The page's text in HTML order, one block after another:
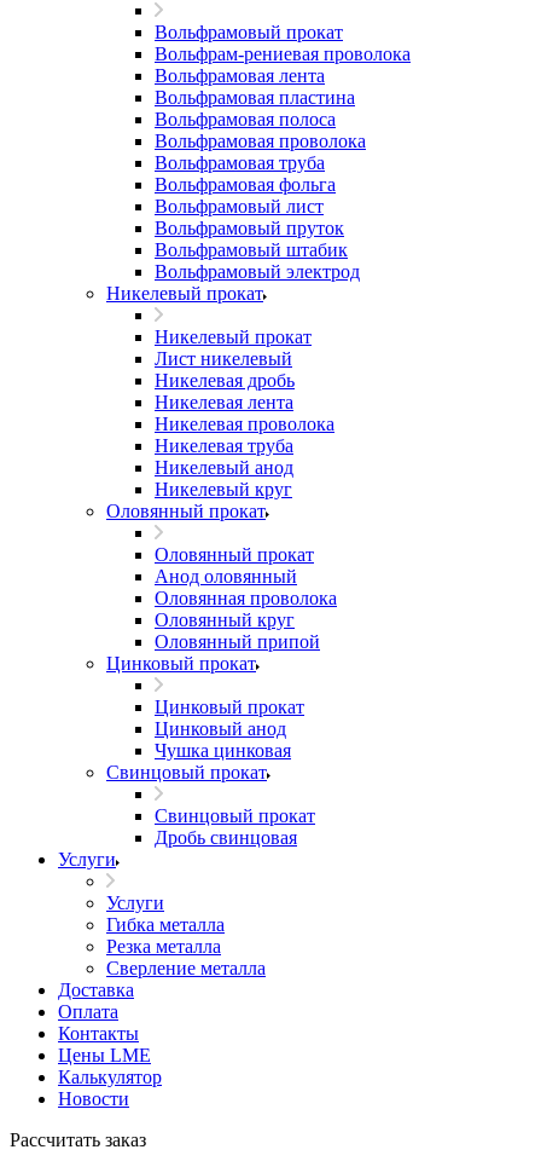
Вольфрамовый прокат
Вольфрам-рениевая проволока
Вольфрамовая лента
Вольфрамовая пластина
Вольфрамовая полоса
Вольфрамовая проволока
Вольфрамовая труба
Вольфрамовая фольга
Вольфрамовый лист
Вольфрамовый пруток
Вольфрамовый штабик
Вольфрамовый электрод
Никелевый прокат
Никелевый прокат
Лист никелевый
Никелевая дробь
Никелевая лента
Никелевая проволока
Никелевая труба
Никелевый анод
Никелевый круг
Оловянный прокат
Оловянный прокат
Анод оловянный
Оловянная проволока
Оловянный круг
Оловянный припой
Цинковый прокат
Цинковый прокат
Цинковый анод
Чушка цинковая
Свинцовый прокат
Свинцовый прокат
Дробь свинцовая
Услуги
Услуги
Гибка металла
Резка металла
Сверление металла
Доставка
Оплата
Контакты
Цены LME
Калькулятор
Новости
Рассчитать заказ